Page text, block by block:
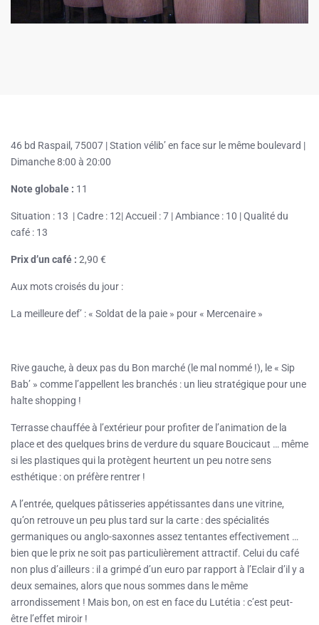
46 bd Raspail, 75007 |Station vélib’ en face sur le même boulevard |
Dimanche 8:00 à 20:00
Note globale : 11
Situation : 13 | Cadre : 12| Accueil : 7 | Ambiance : 10 | Qualité du
café : 13
Prix d’un café : 2,90 €
Aux mots croisés du jour :
La meilleure def’ : « Soldat de la paie » pour « Mercenaire »
Rive gauche, à deux pas du Bon marché (le mal nommé !), le « Sip
Bab’ » comme l’appellent les branchés : un lieu stratégique pour une
halte shopping !
Terrasse chauffée à l’extérieur pour profiter de l’animation de la
place et des quelques brins de verdure du square Boucicaut … même
si les plastiques qui la protègent heurtent un peu notre sens
esthétique : on préfère rentrer !
A l’entrée, quelques pâtisseries appétissantes dans une vitrine,
qu’on retrouve un peu plus tard sur la carte : des spécialités
germaniques ou anglo-saxonnes assez tentantes effectivement …
bien que le prix ne soit pas particulièrement attractif. Celui du café
non plus d’ailleurs : il a grimpé d’un euro par rapport à l’Eclair d’il y a
deux semaines, alors que nous sommes dans le même
arrondissement ! Mais bon, on est en face du Lutétia : c’est peut-
être l’effet miroir !